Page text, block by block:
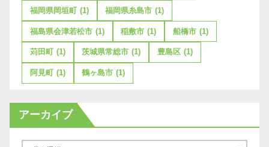
福岡県岡垣町 (1) 福岡県糸島市 (1)
福島県会津若松市 (1) 稲敷市 (1) 船橋市 (1)
苅田町 (1) 茨城県常総市 (1) 豊島区 (1)
阿見町 (1) 鶴ヶ島市 (1)
アーカイブ